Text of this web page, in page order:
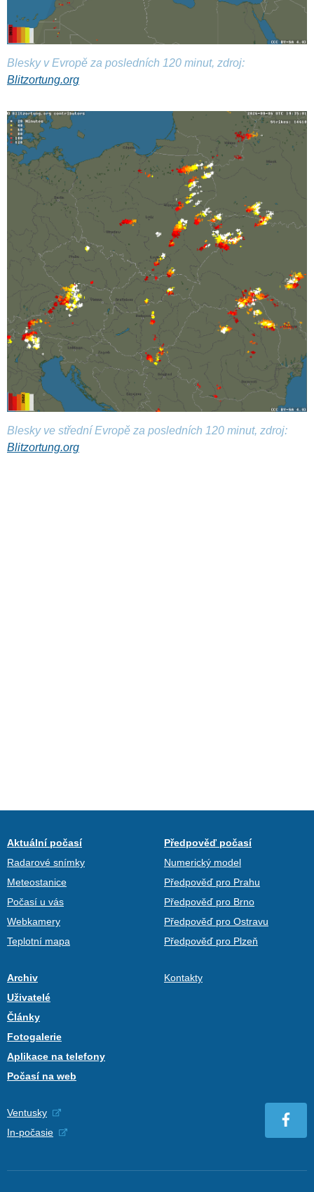
Blesky v Evropě za posledních 120 minut, zdroj:
Blitzortung.org
Blesky ve střední Evropě za posledních 120 minut, zdroj:
Blitzortung.org
Aktuální počasí
Radarové snímky
Meteostanice
Počasí u vás
Webkamery
Teplotní mapa
Předpověď počasí
Numerický model
Předpověď pro Prahu
Předpověď pro Brno
Předpověď pro Ostravu
Předpověď pro Plzeň
Archiv
Uživatelé
Články
Fotogalerie
Aplikace na telefony
Počasí na web
Kontakty
Ventusky
In-počasie